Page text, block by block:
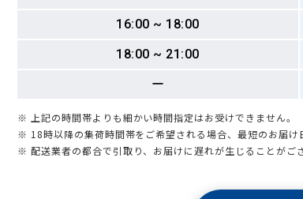
16:00 ~ 18:00
18:00 ~ 21:00
ー
※ 上記の時間帯よりも細かい時間指定はお受けできません。
※ 18時以降の集荷時間帯をご希望される場合、最短のお届け
※ 配送業者の都合で引取り、お届けに遅れが生じることがござ